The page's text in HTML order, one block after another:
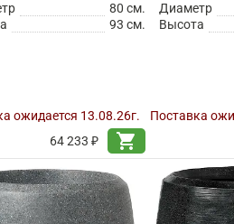
80 см.
93 см.
ожидается 13.08.26г.
64 233 ₽
shopping_cart
Диаметр
Высота
Поставка